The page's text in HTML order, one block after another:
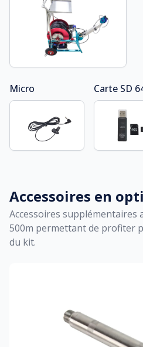
Micro
Accessoires en
Accessoires supplémentaires
500m permettant de profiter
du kit.